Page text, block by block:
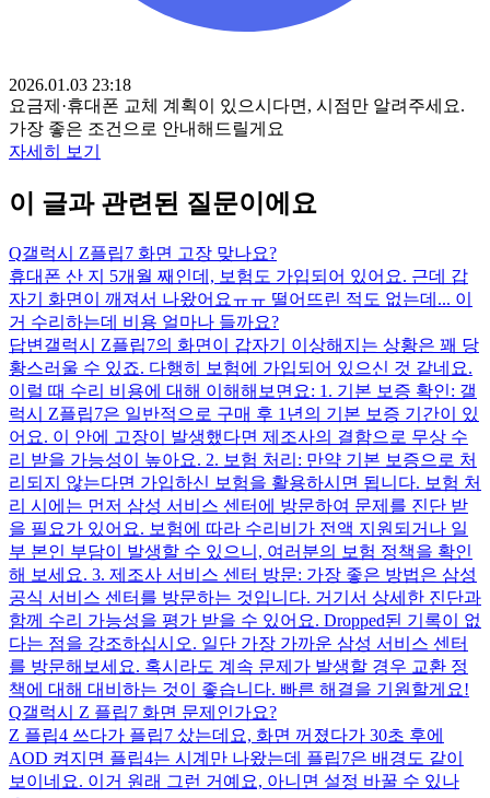
2026.01.03 23:18
요금제·휴대폰 교체 계획이 있으시다면, 시점만 알려주세요.
가장 좋은 조건으로 안내해드릴게요
자세히 보기
이 글과 관련된 질문이에요
Q갤럭시 Z플립7 화면 고장 맞나요?
휴대폰 산 지 5개월 째인데, 보험도 가입되어 있어요. 근데 갑
자기 화면이 깨져서 나왔어요ㅠㅠ 떨어뜨린 적도 없는데... 이
거 수리하는데 비용 얼마나 들까요?
답변 갤럭시 Z플립7의 화면이 갑자기 이상해지는 상황은 꽤 당
황스러울 수 있죠. 다행히 보험에 가입되어 있으신 것 같네요.
이럴 때 수리 비용에 대해 이해해보면요: 1. 기본 보증 확인: 갤
럭시 Z플립7은 일반적으로 구매 후 1년의 기본 보증 기간이 있
어요. 이 안에 고장이 발생했다면 제조사의 결함으로 무상 수
리 받을 가능성이 높아요. 2. 보험 처리: 만약 기본 보증으로 처
리되지 않는다면 가입하신 보험을 활용하시면 됩니다. 보험 처
리 시에는 먼저 삼성 서비스 센터에 방문하여 문제를 진단 받
을 필요가 있어요. 보험에 따라 수리비가 전액 지원되거나 일
부 본인 부담이 발생할 수 있으니, 여러분의 보험 정책을 확인
해 보세요. 3. 제조사 서비스 센터 방문: 가장 좋은 방법은 삼성
공식 서비스 센터를 방문하는 것입니다. 거기서 상세한 진단과
함께 수리 가능성을 평가 받을 수 있어요. Dropped된 기록이 없
다는 점을 강조하십시오. 일단 가장 가까운 삼성 서비스 센터
를 방문해보세요. 혹시라도 계속 문제가 발생할 경우 교환 정
책에 대해 대비하는 것이 좋습니다. 빠른 해결을 기원할게요!
Q갤럭시 Z 플립7 화면 문제인가요?
Z 플립4 쓰다가 플립7 샀는데요, 화면 꺼졌다가 30초 후에
AOD 켜지면 플립4는 시계만 나왔는데 플립7은 배경도 같이
보이네요. 이거 원래 그런 거예요, 아니면 설정 바꿀 수 있나